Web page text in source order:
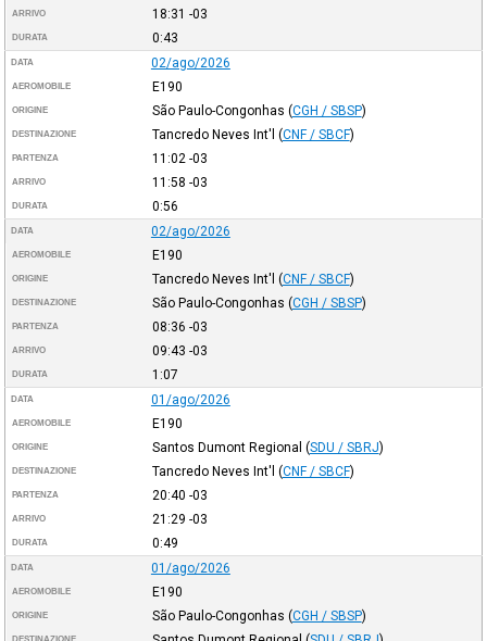
ARRIVO 18:31 -03
DURATA 0:43
DATA 02/ago/2026
AEROMOBILE E190
ORIGINE São Paulo-Congonhas (CGH / SBSP)
DESTINAZIONE Tancredo Neves Int'l (CNF / SBCF)
PARTENZA 11:02 -03
ARRIVO 11:58 -03
DURATA 0:56
DATA 02/ago/2026
AEROMOBILE E190
ORIGINE Tancredo Neves Int'l (CNF / SBCF)
DESTINAZIONE São Paulo-Congonhas (CGH / SBSP)
PARTENZA 08:36 -03
ARRIVO 09:43 -03
DURATA 1:07
DATA 01/ago/2026
AEROMOBILE E190
ORIGINE Santos Dumont Regional (SDU / SBRJ)
DESTINAZIONE Tancredo Neves Int'l (CNF / SBCF)
PARTENZA 20:40 -03
ARRIVO 21:29 -03
DURATA 0:49
DATA 01/ago/2026
AEROMOBILE E190
ORIGINE São Paulo-Congonhas (CGH / SBSP)